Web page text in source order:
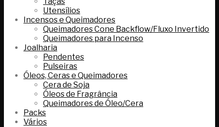
Utensílios
Incensos e Queimadores
Queimadores Cone Backflow/Fluxo Invertido
Queimadores para Incenso
Joalharia
Pendentes
Pulseiras
Óleos, Ceras e Queimadores
Cera de Soja
Óleos de Fragrância
Queimadores de Óleo/Cera
Packs
Vários